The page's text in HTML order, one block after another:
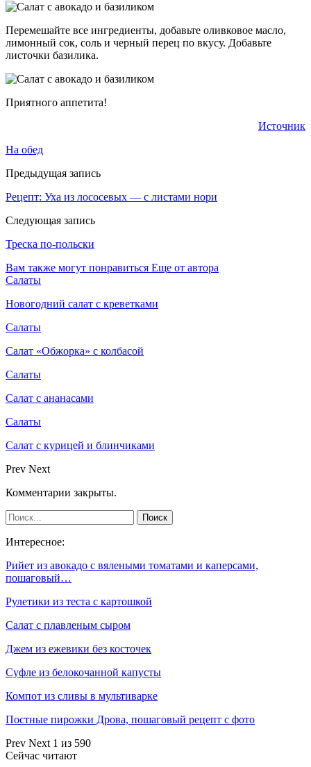
Перемешайте все ингредиенты, добавьте оливковое масло,
лимонный сок, соль и черный перец по вкусу. Добавьте
листочки базилика.
Приятного аппетита!
Источник
На обед
Предыдущая запись
Рецепт: Уха из лососевых — с листами нори
Следующая запись
Треска по-польски
Вам также могут понравиться Еще от автора
Салаты
Новогодний салат с креветками
Салаты
Салат «Обжорка» с колбасой
Салаты
Салат с ананасами
Салаты
Салат с курицей и блинчиками
Prev Next
Комментарии закрыты.
Интересное:
Рийет из авокадо с вялеными томатами и каперсами,
пошаговый…
Рулетики из теста с картошкой
Салат с плавленым сыром
Джем из ежевики без косточек
Суфле из белокочанной капусты
Компот из сливы в мультиварке
Постные пирожки Дрова, пошаговый рецепт с фото
Prev Next 1 из 590
Сейчас читают